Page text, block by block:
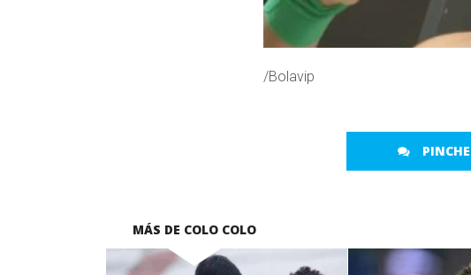
/Bolavip
MÁS DE COLO COLO